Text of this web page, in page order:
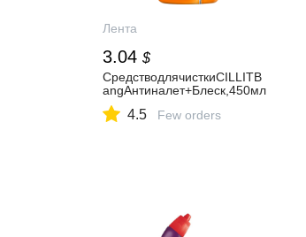
Лента
3.04 $
СредстводлячисткиCILLITB
angАнтиналет+Блеск,450мл
4.5 Few orders